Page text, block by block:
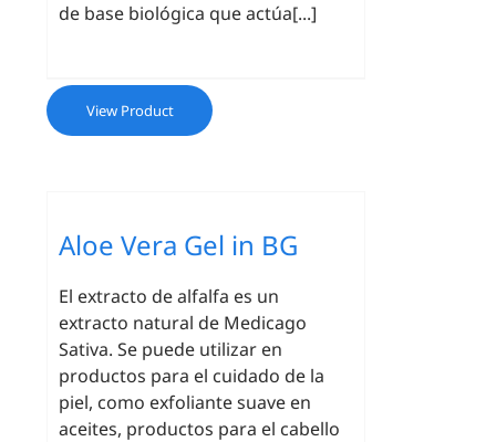
de base biológica que actúa[...]
View Product
Aloe Vera Gel in BG
El extracto de alfalfa es un
extracto natural de Medicago
Sativa. Se puede utilizar en
productos para el cuidado de la
piel, como exfoliante suave en
aceites, productos para el cabello